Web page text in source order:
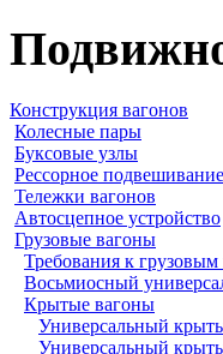
Конструкция вагонов
Колесные пары
Буксовые узлы
Рессорное подвешивание
Тележки вагонов
Автосцепное устройство
Грузовые вагоны
Требования к грузовым
Восьмиосный
Крытые вагоны
Универсальный
Универсальный